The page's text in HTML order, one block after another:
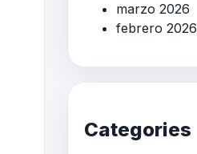
marzo 2026
febrero 2026
Categories